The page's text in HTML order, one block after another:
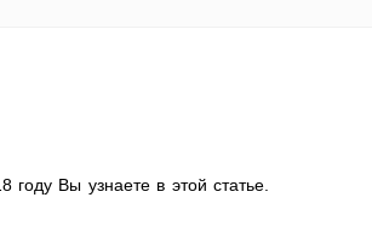
году Вы узнаете в этой статье.